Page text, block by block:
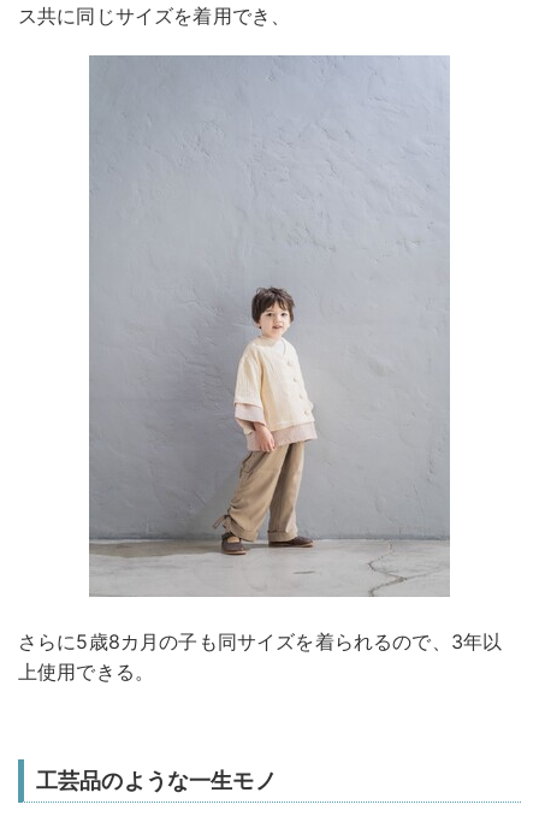
ス共に同じサイズを着用でき、
さらに5歳8カ月の子も同サイズを着られるので、3年以
上使用できる。
工芸品のような一生モノ